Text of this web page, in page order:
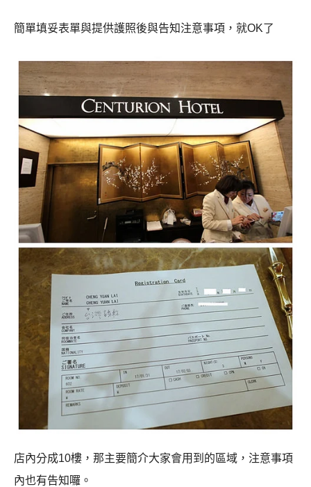
簡單填妥表單與提供護照後與告知注意事項，就OK了
店內分成10樓，那主要簡介大家會用到的區域，注意事項
內也有告知囉。